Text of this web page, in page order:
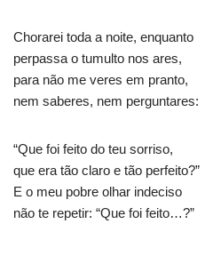
Chorarei toda a noite, enquanto
perpassa o tumulto nos ares,
para não me veres em pranto,
nem saberes, nem perguntares:
“Que foi feito do teu sorriso,
que era tão claro e tão perfeito?”
E o meu pobre olhar indeciso
não te repetir: “Que foi feito…?”